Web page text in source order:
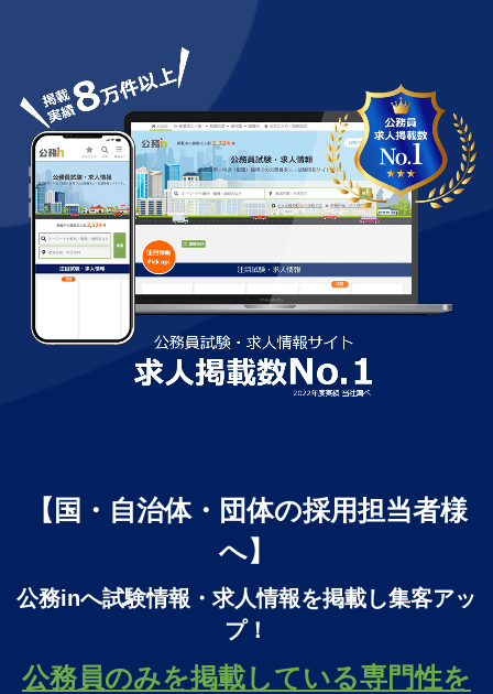
【国・自治体・団体の採用担当者様
へ】
公務inへ試験情報・求人情報を掲載し集客アッ
プ！
公務員のみを掲載している専門性を